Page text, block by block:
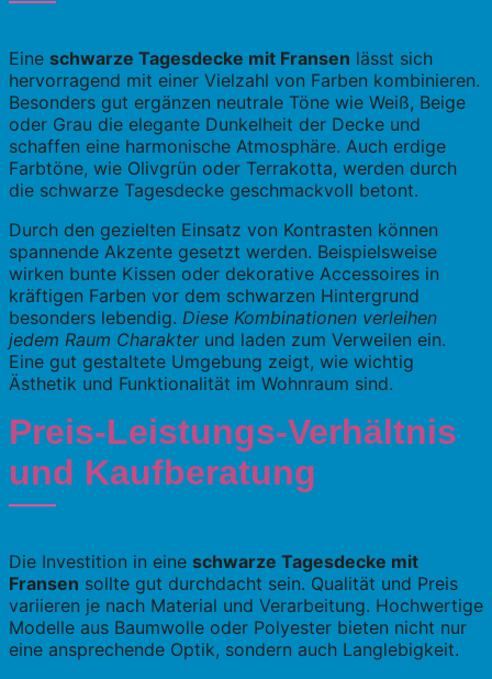
Eine schwarze Tagesdecke mit Fransen lässt sich
hervorragend mit einer Vielzahl von Farben kombinieren.
Besonders gut ergänzen neutrale Töne wie Weiß, Beige
oder Grau die elegante Dunkelheit der Decke und
schaffen eine harmonische Atmosphäre. Auch erdige
Farbtöne, wie Olivgrün oder Terrakotta, werden durch
die schwarze Tagesdecke geschmackvoll betont.
Durch den gezielten Einsatz von Kontrasten können
spannende Akzente gesetzt werden. Beispielsweise
wirken bunte Kissen oder dekorative Accessoires in
kräftigen Farben vor dem schwarzen Hintergrund
besonders lebendig. Diese Kombinationen verleihen
jedem Raum Charakterund laden zum Verweilen ein.
Eine gut gestaltete Umgebung zeigt, wie wichtig
Ästhetik und Funktionalität im Wohnraum sind.
Preis-Leistungs-Verhältnis
und Kaufberatung
Die Investition in eine schwarze Tagesdecke mit
Fransen sollte gut durchdacht sein. Qualität und Preis
variieren je nach Material und Verarbeitung. Hochwertige
Modelle aus Baumwolle oder Polyester bieten nicht nur
eine ansprechende Optik, sondern auch Langlebigkeit.